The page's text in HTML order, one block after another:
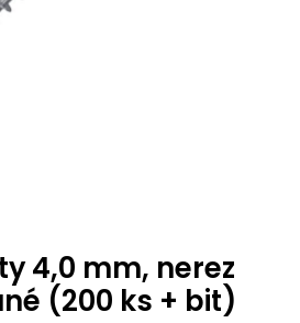
4,0 mm, nerez
(200 ks + bit)